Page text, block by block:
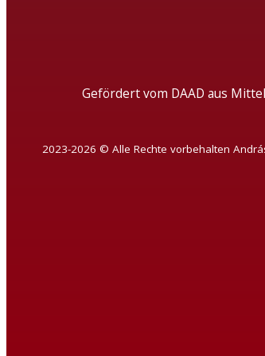
Gefördert vom DAAD aus
2023-2026 © Alle Rechte vorbehalten